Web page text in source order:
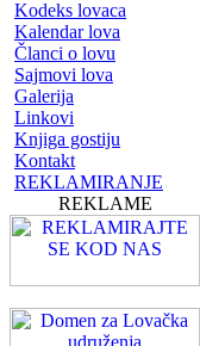
Kodeks lovaca
Kalendar lova
Članci o lovu
Sajmovi lova
Galerija
Linkovi
Knjiga gostiju
Kontakt
REKLAMIRANJE
REKLAME